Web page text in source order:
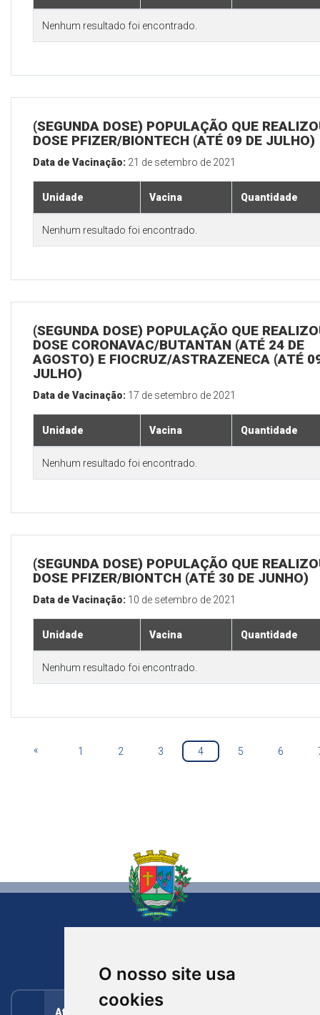
O nosso site usa
cookies
Nenhum resultado foi encontrado.
(SEGUNDA DOSE) POPULAÇÃO QUE
DOSE PFIZER/BIONTECH (ATÉ 09 DE JULHO)
Data de Vacinação: 21 de setembro de 2021
Unidade Vacina Quantidade
Nenhum resultado foi encontrado.
(SEGUNDA DOSE) POPULAÇÃO QUE
DOSE CORONAVAC/BUTANTAN (ATÉ 24 DE
AGOSTO) E FIOCRUZ/ASTRAZENECA (ATÉ
JULHO)
Data de Vacinação: 17 de setembro de 2021
Unidade Vacina Quantidade
Nenhum resultado foi encontrado.
(SEGUNDA DOSE) POPULAÇÃO QUE
DOSE PFIZER/BIONTCH (ATÉ 30 DE JUNHO)
Data de Vacinação: 10 de setembro de 2021
Unidade Vacina Quantidade
Nenhum resultado foi encontrado.
« 1 2 3 4 5 6
Atendimento